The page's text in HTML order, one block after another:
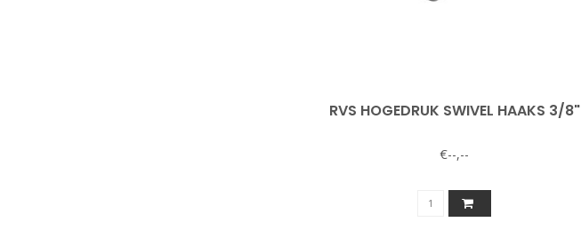
RVS HOGEDRUK SWIVEL HAAKS 3/8"
€--,--